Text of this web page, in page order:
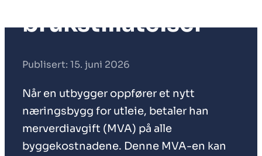
brukstillatelser
Publisert: 15. juni 2026
Når en utbygger oppfører et nytt
næringsbygg for utleie, betaler han
merverdiavgift (MVA) på alle
byggekostnadene. Denne MVA-en kan